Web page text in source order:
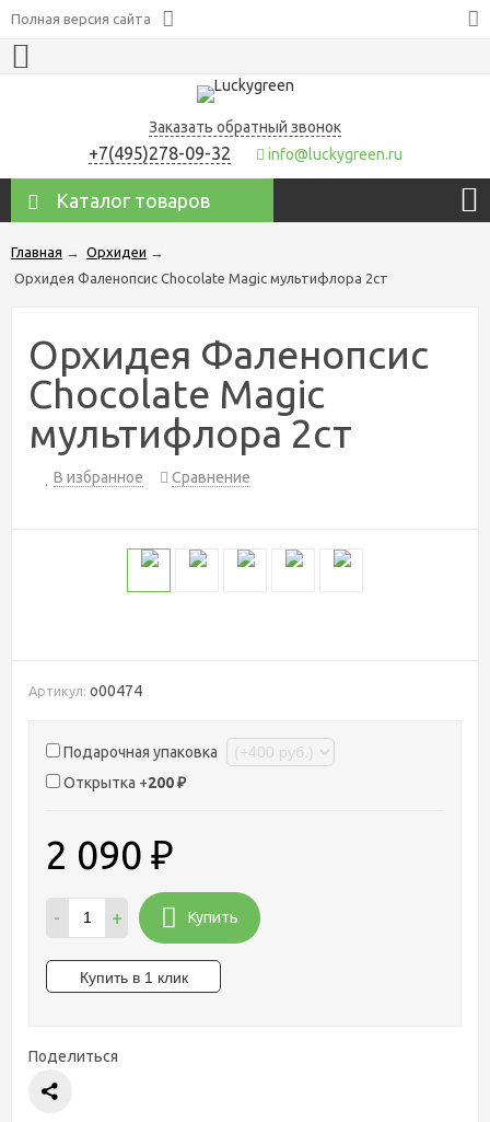
Полная версия сайта
Заказать обратный звонок
+7(495)278-09-32 info@luckygreen.ru
Каталог товаров
Главная → Орхидеи →
Орхидея Фаленопсис Chocolate Magic мультифлора 2ст
Орхидея Фаленопсис
Chocolate Magic
мультифлора 2ст
В избранное Сравнение
Артикул: о00474
Подарочная упаковка
Открытка +200₽
2 090 ₽
- + Купить
Поделиться